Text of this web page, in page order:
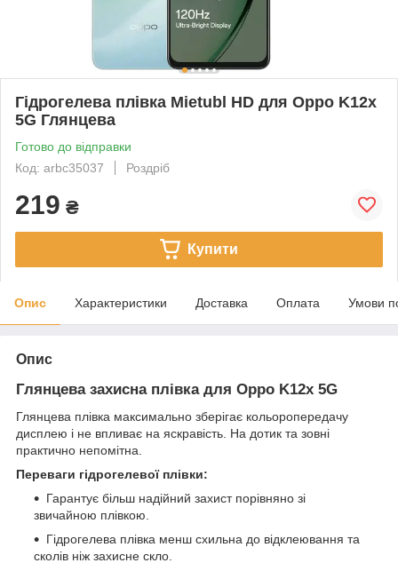
Гідрогелева плівка Mietubl HD для Oppo K12x
5G Глянцева
Готово до відправки
Код: arbc35037
Роздріб
219 ₴
Купити
Опис Характеристики Доставка Оплата Умови
Опис
Глянцева захисна плівка для Oppo K12x 5G
Глянцева плівка максимально зберігає кольоропередачу
дисплею і не впливає на яскравість. На дотик та зовні
практично непомітна.
Переваги гідрогелевої плівки:
Гарантує більш надійний захист порівняно зі
звичайною плівкою.
Гідрогелева плівка менш схильна до відклеювання та
сколів ніж захисне скло.